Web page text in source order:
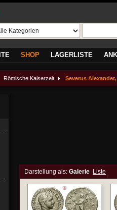
SHOP LAGERLISTE
Römische Kaiserzeit Severus Alexander,
Darstellung als: Galerie Liste